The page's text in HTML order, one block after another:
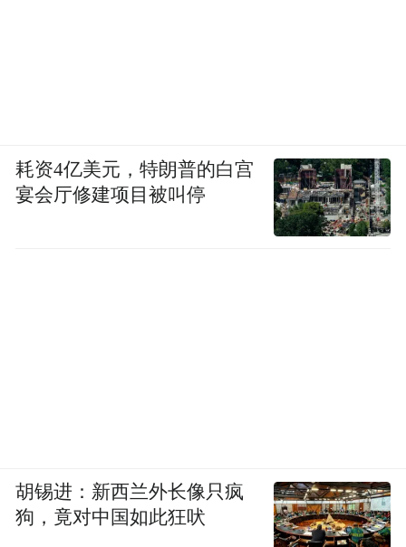
耗资4亿美元，特朗普的白宫
宴会厅修建项目被叫停
胡锡进：新西兰外长像只疯
狗，竟对中国如此狂吠